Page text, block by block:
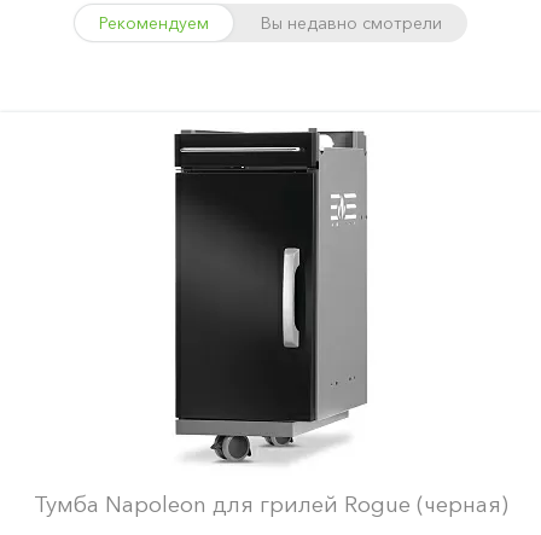
Рекомендуем Вы недавно смотрели
Тумба Napoleon для грилей Rogue (черная)